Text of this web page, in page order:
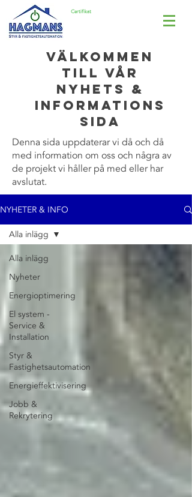
Certifikat
NYHETER & INFO
Alla inlägg
Nyheter
Energioptimering
El system -
Service &
Installation
Styr &
Fastighetsautomation
Energieffektivisering
Jobb &
Rekrytering
Alla inlägg
Välkommen
till vår
nyhets &
informations
sida
Denna sida uppdaterar vi då och då
med information om oss och några av
de projekt vi håller på med eller har
avslutat.